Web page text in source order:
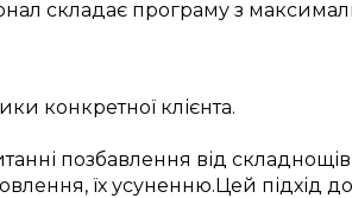
складає програму з
конкретної клієнта.
позбавлення від
їх усуненню.Цей підхід